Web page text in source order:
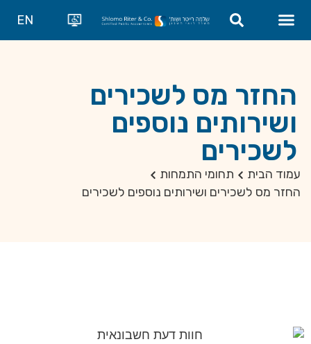
EN
החזר מס לשכירים
ושירותים נוספים
לשכירים
עמוד הבית
תחומי התמחות
החזר מס לשכירים ושירותים נוספים לשכירים